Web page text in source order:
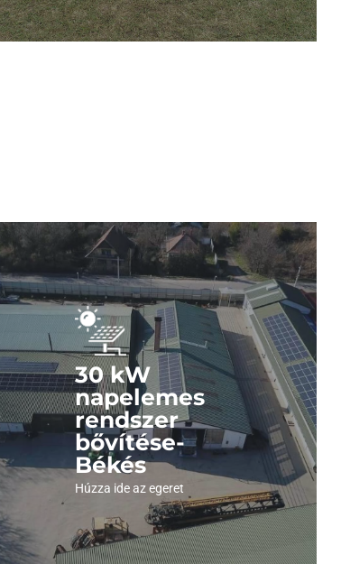
30 kW
napelemes
rendszer
bővítése-
Békés
Húzza ide az egeret
Nézze meg a
képeinket !
Kattintson és nézze meg , milyen szép látvány
felülről egy ilyen erőmű.
Megnézem a képeket